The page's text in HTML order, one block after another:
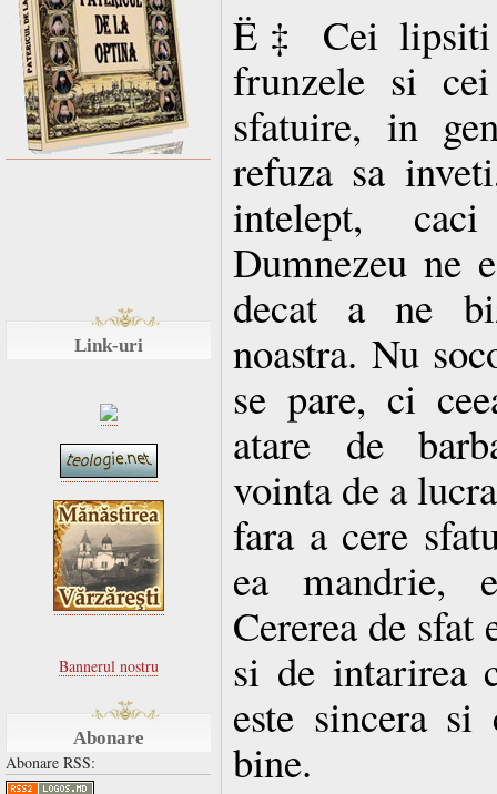
Link-uri
Bannerul nostru
Abonare
Abonare RSS:
Ë‡ Cei lipsiti
frunzele si
sfatuire, in
refuza sa
intelept,
Dumnezeu ne
decat a ne
noastra. Nu
se pare, ci
atare de
vointa de a
fara a cere
ea mandrie,
Cererea de
si de intarirea
este sincera si
bine.